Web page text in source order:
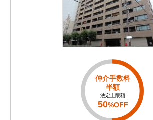
仲介手数料
半額
法定上限額
50%OFF